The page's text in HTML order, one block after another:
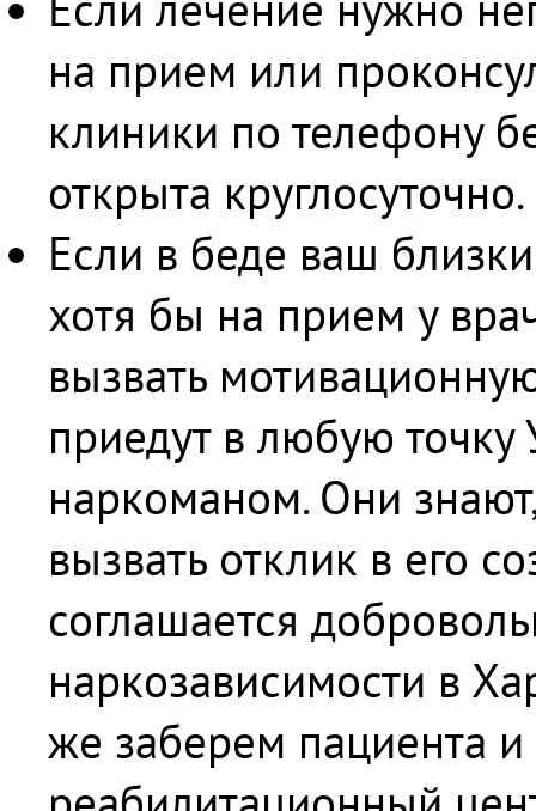
на прием или
клиники по телефону
открыта круглосуточно.
Если в беде ваш
хотя бы на прием у
вызвать
приедут в любую
наркоманом. Они
вызвать отклик в его
соглашается
наркозависимости в
же заберем пациента